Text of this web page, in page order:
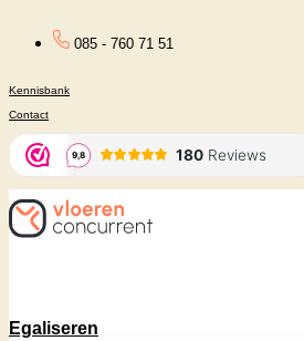
de
inhoud
085 - 760 71 51
Kennisbank
Contact
Egaliseren